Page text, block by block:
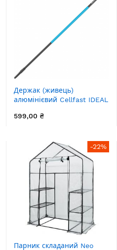
Держак (живець)
алюмінієвий Cellfast IDEAL
599,00 ₴
-22%
Парник складаний Neo